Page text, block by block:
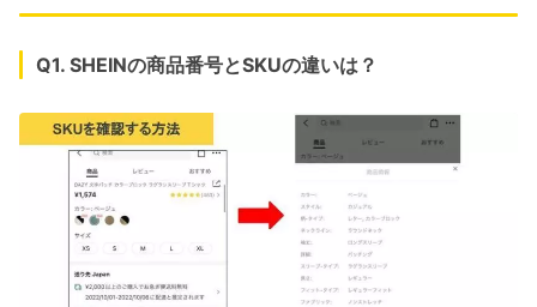
Q1. SHEINの商品番号とSKUの違いは？